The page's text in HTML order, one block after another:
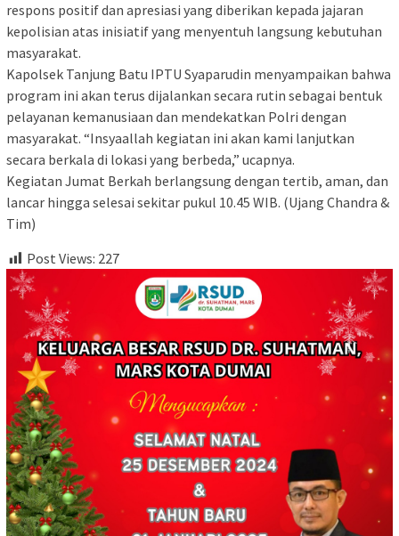
respons positif dan apresiasi yang diberikan kepada jajaran
kepolisian atas inisiatif yang menyentuh langsung kebutuhan
masyarakat.
Kapolsek Tanjung Batu IPTU Syaparudin menyampaikan bahwa
program ini akan terus dijalankan secara rutin sebagai bentuk
pelayanan kemanusiaan dan mendekatkan Polri dengan
masyarakat. “Insyaallah kegiatan ini akan kami lanjutkan
secara berkala di lokasi yang berbeda,” ucapnya.
Kegiatan Jumat Berkah berlangsung dengan tertib, aman, dan
lancar hingga selesai sekitar pukul 10.45 WIB. (Ujang Chandra &
Tim)
Post Views: 227